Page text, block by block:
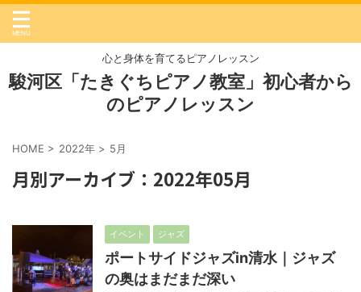
心と身体を育てるピアノレッスン
駿河区「たきぐちピアノ教室」初心者から
のピアノレッスン
HOME > 2022年 > 5月
月別アーカイブ：2022年05月
イベント ジャズ
ポートサイドジャズin清水｜ジャズ
の奥はまだまだ深い